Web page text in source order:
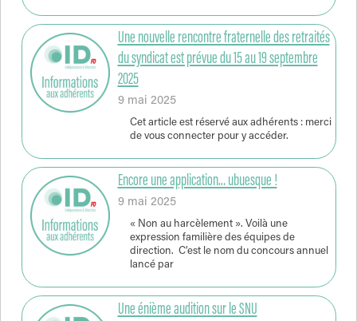
Une nouvelle rencontre fraternelle des retraités
du syndicat est prévue du 15 au 19 septembre
2025
9 mai 2025
Cet article est réservé aux adhérents : merci
de vous connecter pour y accéder.
Encore une application… ubuesque !
9 mai 2025
« Non au harcèlement ». Voilà une
expression familière des équipes de
direction. C’est le nom du concours annuel
lancé par
Une énième audition sur le SNU